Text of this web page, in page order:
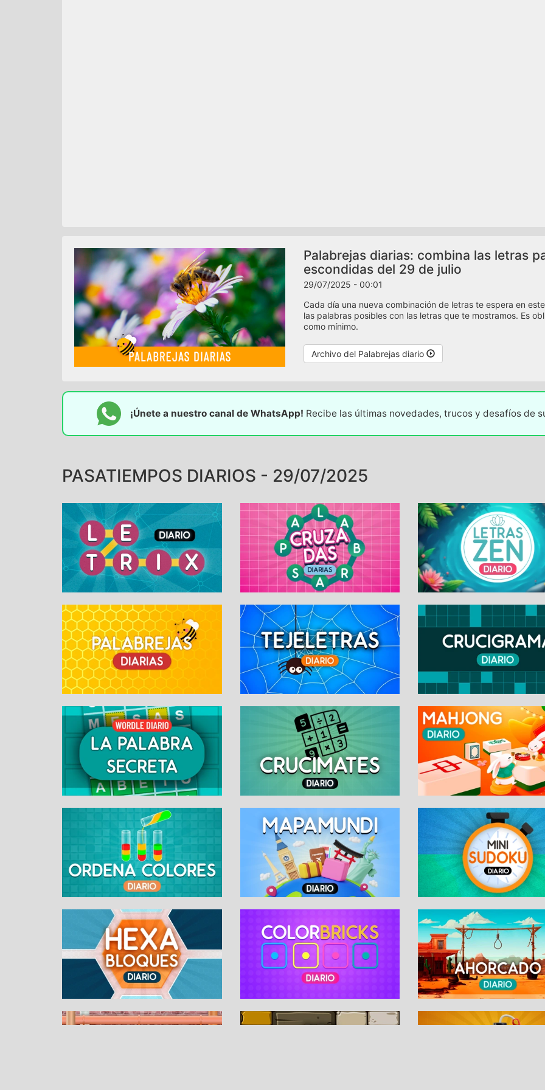
Palabrejas diarias: combina las letras
escondidas del 29 de julio
29/07/2025 - 00:01
Cada día una nueva combinación de letras te espera en
las palabras posibles con las letras que te mostramos. Es
como mínimo.
Archivo del Palabrejas diario
¡Únete a nuestro canal de WhatsApp! Recibe las últimas novedades, trucos y desafíos de
PASATIEMPOS DIARIOS - 29/07/2025